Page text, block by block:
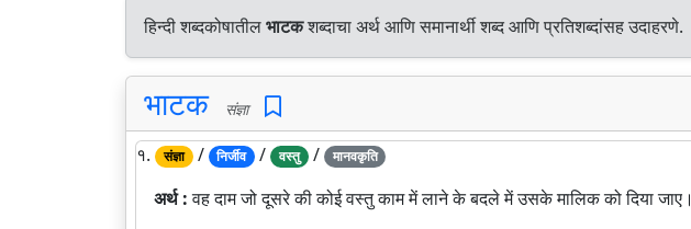
हिन्दी शब्दकोषातीलभाटकशब्दाचा अर्थ आणि समानार्थी शब्द आणि प्रतिशब्दांसह उदाहरणे.
भाटक संज्ञा
१. संज्ञा / निर्जीव / वस्तु / मानवकृति
अर्थ :वह दाम जो दूसरे की कोई वस्तु काम में लाने के बदले में उसके मालिक को दिया जाए।